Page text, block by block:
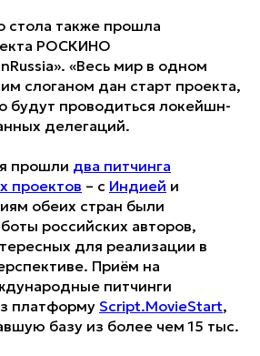
стола также прошла
РОСКИНО
«Весь мир в одном
слоганом дан старт проекта,
будут проводиться локейшн-
делегаций.
прошли два питчинга
проектов – с Индией и
обеих стран были
российских авторов,
для реализации в
Приём на
питчинги
платформу Script.MovieStart,
базу из более чем 15 тыс.